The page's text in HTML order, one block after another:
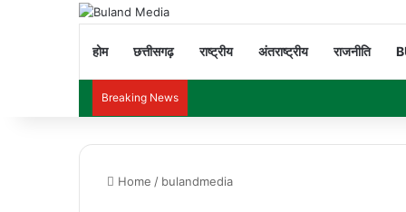
होम छत्तीसगढ़ राष्ट्रीय अंतराष्ट्रीय राजनीति
Breaking News
Home / bulandmedia